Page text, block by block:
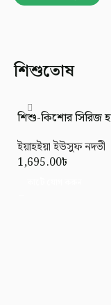
শিশুতোষ
শিশু-কিশোর সিরিজ
ইয়াহইয়া ইউসুফ নদভী
1,695.00৳